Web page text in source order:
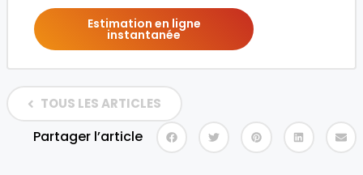
Estimation en ligne
instantanée
TOUS LES ARTICLES
Partager l’article